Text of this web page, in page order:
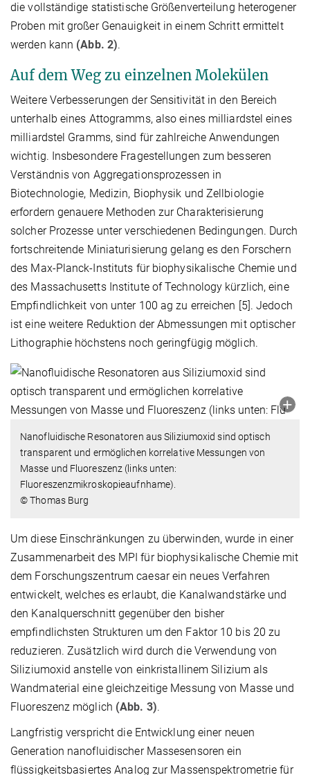
die vollständige statistische Größenverteilung heterogener
Proben mit großer Genauigkeit in einem Schritt ermittelt
werden kann (Abb. 2).
Auf dem Weg zu einzelnen Molekülen
Weitere Verbesserungen der Sensitivität in den Bereich
unterhalb eines Attogramms, also eines milliardstel eines
milliardstel Gramms, sind für zahlreiche Anwendungen
wichtig. Insbesondere Fragestellungen zum besseren
Verständnis von Aggregationsprozessen in
Biotechnologie, Medizin, Biophysik und Zellbiologie
erfordern genauere Methoden zur Charakterisierung
solcher Prozesse unter verschiedenen Bedingungen. Durch
fortschreitende Miniaturisierung gelang es den Forschern
des Max-Planck-Instituts für biophysikalische Chemie und
des Massachusetts Institute of Technology kürzlich, eine
Empfindlichkeit von unter 100 ag zu erreichen [5]. Jedoch
ist eine weitere Reduktion der Abmessungen mit optischer
Lithographie höchstens noch geringfügig möglich.
Nanofluidische Resonatoren aus Siliziumoxid sind optisch
transparent und ermöglichen korrelative Messungen von
Masse und Fluoreszenz (links unten:
Fluoreszenzmikroskopieaufnhame).
© Thomas Burg
Um diese Einschränkungen zu überwinden, wurde in einer
Zusammenarbeit des MPI für biophysikalische Chemie mit
dem Forschungszentrum caesar ein neues Verfahren
entwickelt, welches es erlaubt, die Kanalwandstärke und
den Kanalquerschnitt gegenüber den bisher
empfindlichsten Strukturen um den Faktor 10 bis 20 zu
reduzieren. Zusätzlich wird durch die Verwendung von
Siliziumoxid anstelle von einkristallinem Silizium als
Wandmaterial eine gleichzeitige Messung von Masse und
Fluoreszenz möglich (Abb. 3).
Langfristig verspricht die Entwicklung einer neuen
Generation nanofluidischer Massesensoren ein
flüssigkeitsbasiertes Analog zur Massenspektrometrie für